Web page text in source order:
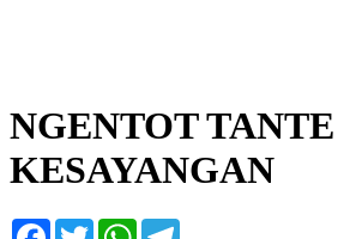
NGENTOT TANTE
KESAYANGAN
Facebook
TwitterWhatsApp